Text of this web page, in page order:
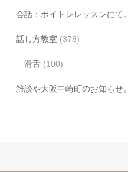
会話：ボイトレレッスンにて。
話し方教室 (378)
滑舌 (100)
雑談や大阪中崎町のお知らせ。